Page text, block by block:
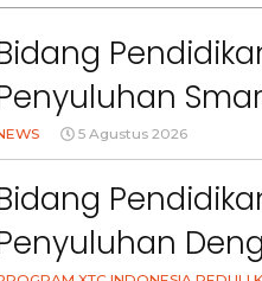
KBB
5 Agustus 2026